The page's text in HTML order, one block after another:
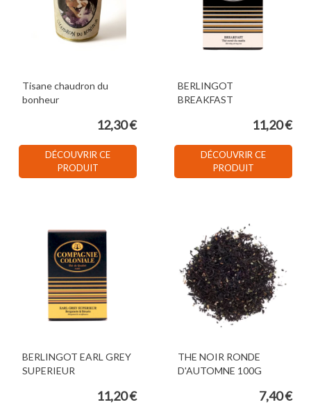
Tisane chaudron du
bonheur
12,30 €
DÉCOUVRIR CE
PRODUIT
BERLINGOT
BREAKFAST
11,20 €
DÉCOUVRIR CE
PRODUIT
BERLINGOT EARL GREY
SUPERIEUR
11,20 €
THE NOIR RONDE
D'AUTOMNE 100G
7,40 €